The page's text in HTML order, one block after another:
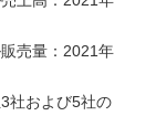
売量：2021年
社および5社の